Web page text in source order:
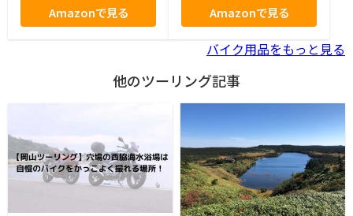
Amazonで見る Amazonで見る
バイク用品をもっと見る
他のツーリング記事